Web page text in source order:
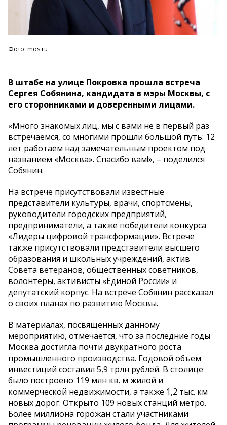
Фото: mos.ru
В штабе на улице Покровка прошла встреча
Сергея Собянина, кандидата в мэры Москвы, с
его сторонниками и доверенными лицами.
«Много знакомых лиц, мы с вами не в первый раз
встречаемся, со многими прошли большой путь: 12
лет работаем над замечательным проектом под
названием «Москва». Спасибо вам!», – поделился
Собянин.
На встрече присутствовали известные
представители культуры, врачи, спортсмены,
руководители городских предприятий,
предприниматели, а также победители конкурса
«Лидеры цифровой трансформации». Встрече
также присутствовали представители высшего
образования и школьных учреждений, актив
Совета ветеранов, общественных советников,
волонтеры, активисты «Единой России» и
депутатский корпус. На встрече Собянин рассказал
о своих планах по развитию Москвы.
В материалах, посвященных данному
мероприятию, отмечается, что за последние годы
Москва достигла почти двукратного роста
промышленного производства. Годовой объем
инвестиций составил 5,9 трлн рублей. В столице
было построено 119 млн кв. м жилой и
коммерческой недвижимости, а также 1,2 тыс. км
новых дорог. Открыто 109 новых станций метро.
Более миллиона горожан стали участниками